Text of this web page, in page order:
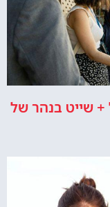
+ שייט בנהר של